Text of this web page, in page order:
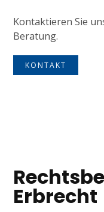
Kontaktieren Sie
Beratung.
KONTAKT
Erbrecht